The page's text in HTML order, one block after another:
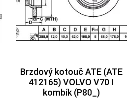
Brzdový kotouč ATE (ATE
412165) VOLVO V70 I
kombík (P80_)